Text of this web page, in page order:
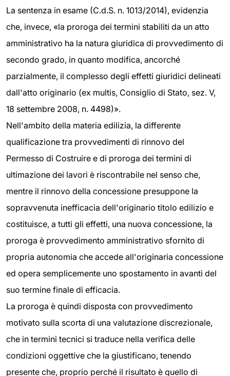
La sentenza in esame (C.d.S. n. 1013/2014), evidenzia
che, invece, «la proroga dei termini stabiliti da un atto
amministrativo ha la natura giuridica di provvedimento di
secondo grado, in quanto modifica, ancorché
parzialmente, il complesso degli effetti giuridici delineati
dall'atto originario (ex multis, Consiglio di Stato, sez. V,
18 settembre 2008, n. 4498)».
Nell'ambito della materia edilizia, la differente
qualificazione tra provvedimenti di rinnovo del
Permesso di Costruire e di proroga dei termini di
ultimazione dei lavori è riscontrabile nel senso che,
mentre il rinnovo della concessione presuppone la
sopravvenuta inefficacia dell'originario titolo edilizio e
costituisce, a tutti gli effetti, una nuova concessione, la
proroga è provvedimento amministrativo sfornito di
propria autonomia che accede all'originaria concessione
ed opera semplicemente uno spostamento in avanti del
suo termine finale di efficacia.
La proroga è quindi disposta con provvedimento
motivato sulla scorta di una valutazione discrezionale,
che in termini tecnici si traduce nella verifica delle
condizioni oggettive che la giustificano, tenendo
presente che, proprio perché il risultato è quello di